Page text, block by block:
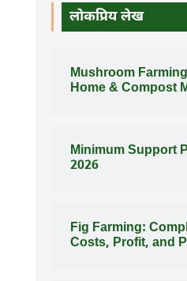
लोकप्रिय लेख
Mushroom
Home & Compost
Minimum Support
2026
Fig Farming:
Costs, Profit, and